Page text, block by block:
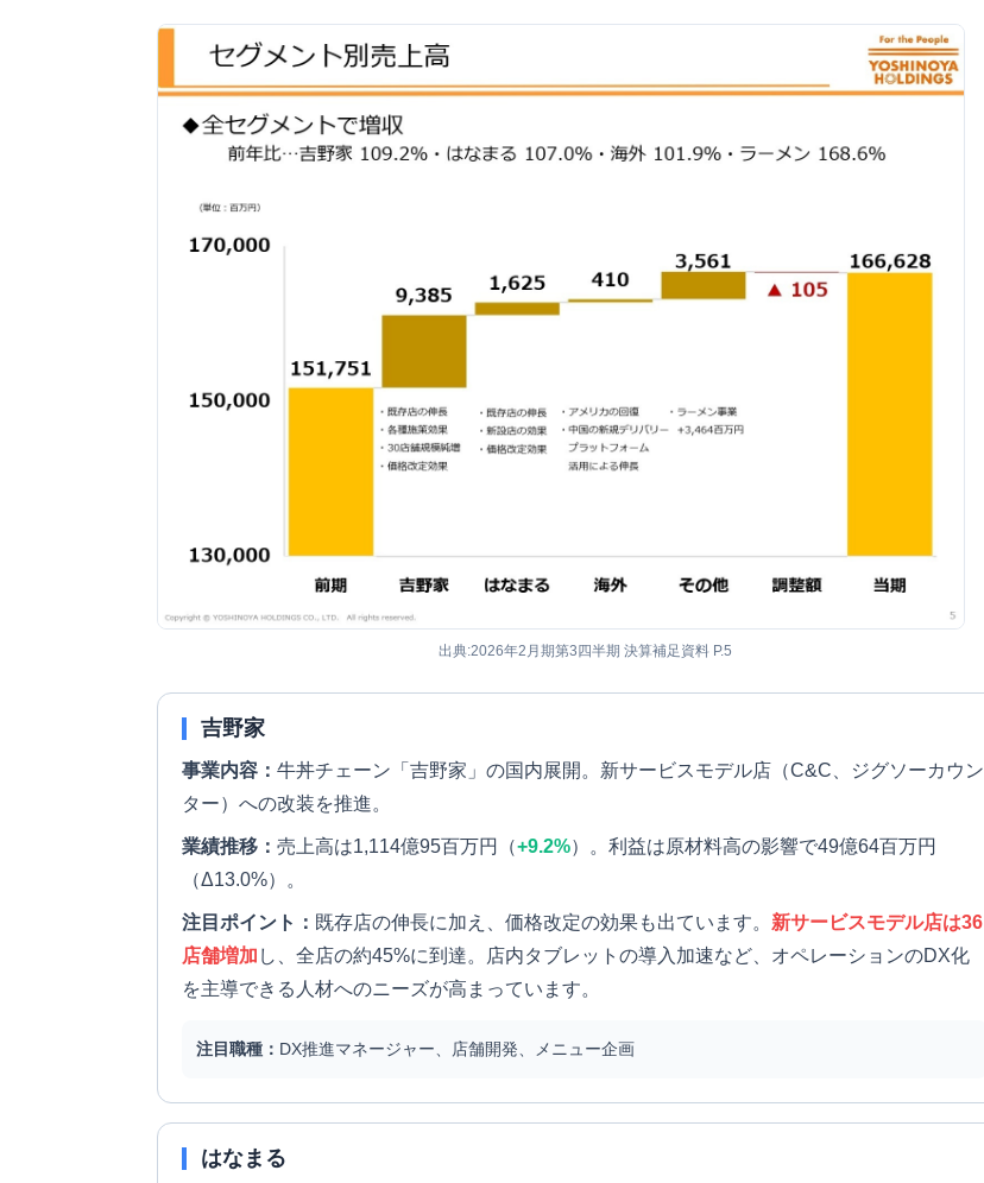
出典:2026年2月期第3四半期 決算補足資料 P.5
吉野家
事業内容： 牛丼チェーン「吉野家」の国内展開。新サービスモデル店（C&C、ジグソーカウン
ター）への改装を推進。
業績推移： 売上高は1,114億95百万円（+9.2%）。利益は原材料高の影響で49億64百万円
（Δ13.0%）。
注目ポイント： 既存店の伸長に加え、価格改定の効果も出ています。 新サービスモデル店は36
店舗増加 し、全店の約45%に到達。店内タブレットの導入加速など、オペレーションのDX化
を主導できる人材へのニーズが高まっています。
注目職種： DX推進マネージャー、店舗開発、メニュー企画
はなまる